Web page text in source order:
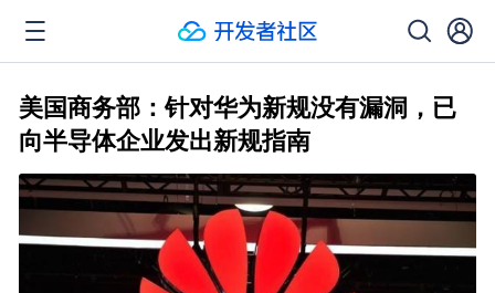
美国商务部：针对华为新规没有漏洞，已
向半导体企业发出新规指南